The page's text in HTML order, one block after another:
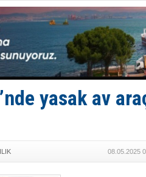
Med
Tekne, su
Dışişleri
Depo ve
SES
yasak av
08.05.2025